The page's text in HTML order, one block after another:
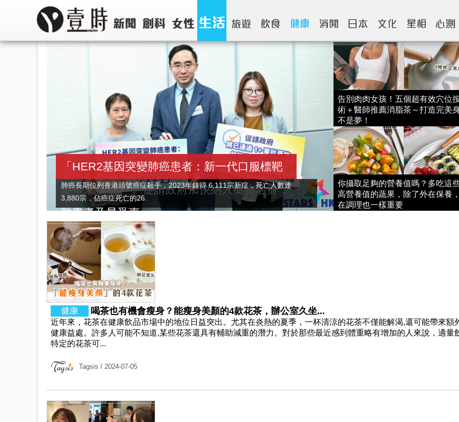
「HER2基因突變肺癌患者：新一代口服標靶
藥帶來希望」， 促請政府加快納入藥物名冊，
助患者及早受惠
肺癌長期位列香港頭號癌症殺手，2023年錄得 6,111宗新症，死亡人數達
3,880宗，佔癌症死亡的26.
告別肉肉女孩！五個超有效穴位
術＋醫師推薦消脂茶～打造完美
不是夢！
你攝取足夠的營養值嗎？多吃這
高營養值的蔬果，除了外在保養
在調理也一樣重要
喝茶也有機會瘦身？能瘦身美顏的4款花茶，辦公室久坐...
近年來，花茶在健康飲品市場中的地位日益突出。尤其在炎熱的夏季，一杯清涼的花茶不僅能解渴,還可能帶來額
健康益處。許多人可能不知道,某些花茶還具有輔助減重的潛力。對於那些最近感到體重略有增加的人來說，適量
特定的花茶可...
Tagsis / 2024-07-05